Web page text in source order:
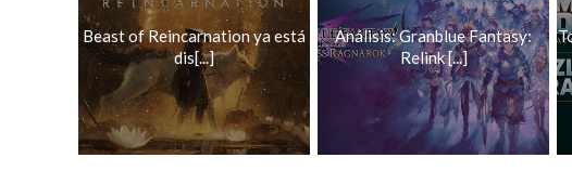
Beast of Reincarnation ya está
dis[...]
Análisis: Granblue Fantasy:
Relink [...]